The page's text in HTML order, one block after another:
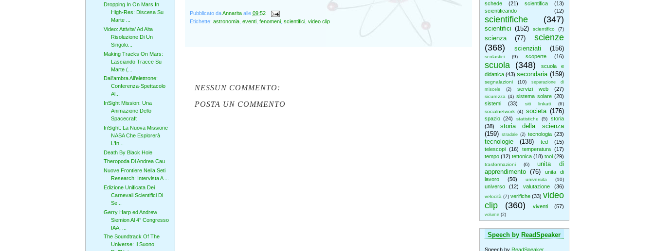
schede (21) scientifica
(13)
scientificando
(12)
scientifiche (347)
scientifici (152) scientifico (7)
scienza (77)
scienze
(368)
scienziati (156)
scolastici (9) scoperte (16)
scuola (348)
scuola e
didattica (43) secondaria (159)
segnalazioni (10)
separazione di
miscele
(2) servizi web (27)
sicurezza (4) sistema solare (20)
sistemi
(33) siti linkati
(6)
socialnetwork (4) societa (176)
spazio (24) statistiche (5)
storia
(38)
storia della scienza
(159)
stradale (2) tecnologia (23)
tecnologie (138) ted
(15)
telescopi
(16) temperatura
(17)
tempo (12) tettonica (18) tool (29)
trasformazioni (6)
unita di
apprendimento (76)
unita di
lavoro
(50) universita (10)
universo (12) valutazione (36)
velocità (7) verifiche (33) video
clip
(360) viventi (57)
volume (2)
Speech by ReadSpeaker
Speech by ReadSpeaker
Pubblicato daAnnarita alle 09:52
Etichette: astronomia, eventi, fenomeni, scientifici, video clip
NESSUN COMMENTO:
POSTA UN COMMENTO
Dropping In On Mars In
High-Res: Discesa Su
Marte ...
Video: Attivita' Ad Alta
Risoluzione Di Un
Singolo...
Making Tracks On Mars:
Lasciando Tracce Su
Marte (...
Dall'ambra All'elettrone:
Conferenza-Spettacolo
Al...
InSight Mission: Una
Animazione Dello
Spacecraft
InSight: La Nuova Missione
NASA Che Esplorerà
L'In...
Death By Black Hole
Theropoda Di Andrea Cau
Nuove Frontiere Nella Seti
Research: Intervista A ...
Edizione Unificata Dei
Carnevali Scientifici Di
Se...
Gerry Harp ed Andrew
Siemion Al 4° Congresso
IAA, ...
The Soundtrack Of The
Universe: Il Suono